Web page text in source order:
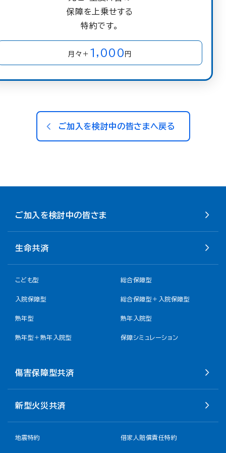
保障を上乗せする
特約です。
月々＋ 1,000 円
ご加入を検討中の皆さまへ戻る
ご加入を検討中の皆さま
生命共済
こども型 総合保障型
入院保障型 総合保障型＋入院保障型
熟年型 熟年入院型
熟年型＋熟年入院型 保障シミュレーション
傷害保障型共済
新型火災共済
地震特約 借家人賠償責任特約